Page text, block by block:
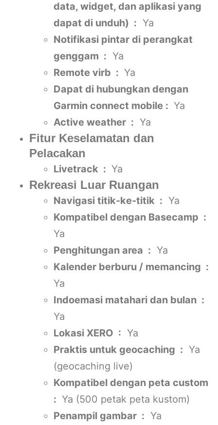
data, widget, dan aplikasi yang
dapat di unduh) : Ya
Notifikasi pintar di perangkat
genggam : Ya
Remote virb : Ya
Dapat di hubungkan dengan
Garmin connect mobile : Ya
Active weather : Ya
Fitur Keselamatan dan
Pelacakan
Livetrack : Ya
Rekreasi Luar Ruangan
Navigasi titik-ke-titik : Ya
Kompatibel dengan Basecamp :
Ya
Penghitungan area : Ya
Kalender berburu / memancing :
Ya
Indoemasi matahari dan bulan :
Ya
Lokasi XERO : Ya
Praktis untuk geocaching : Ya
(geocaching live)
Kompatibel dengan peta custom
: Ya (500 petak peta kustom)
Penampil gambar : Ya